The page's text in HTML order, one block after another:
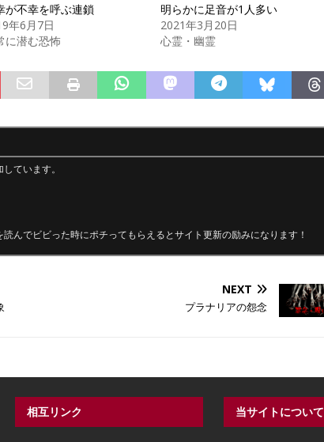
が不幸を呼ぶ連鎖
年6月7日
に潜む恐怖
明らかに足音が1人多い
2021年3月20日
心霊・幽霊
ています。
んでビビった時にポチってもらえるとサイト更新の励みになります！
NEXT
プラナリアの怨念
相互リンク 当サイトについて